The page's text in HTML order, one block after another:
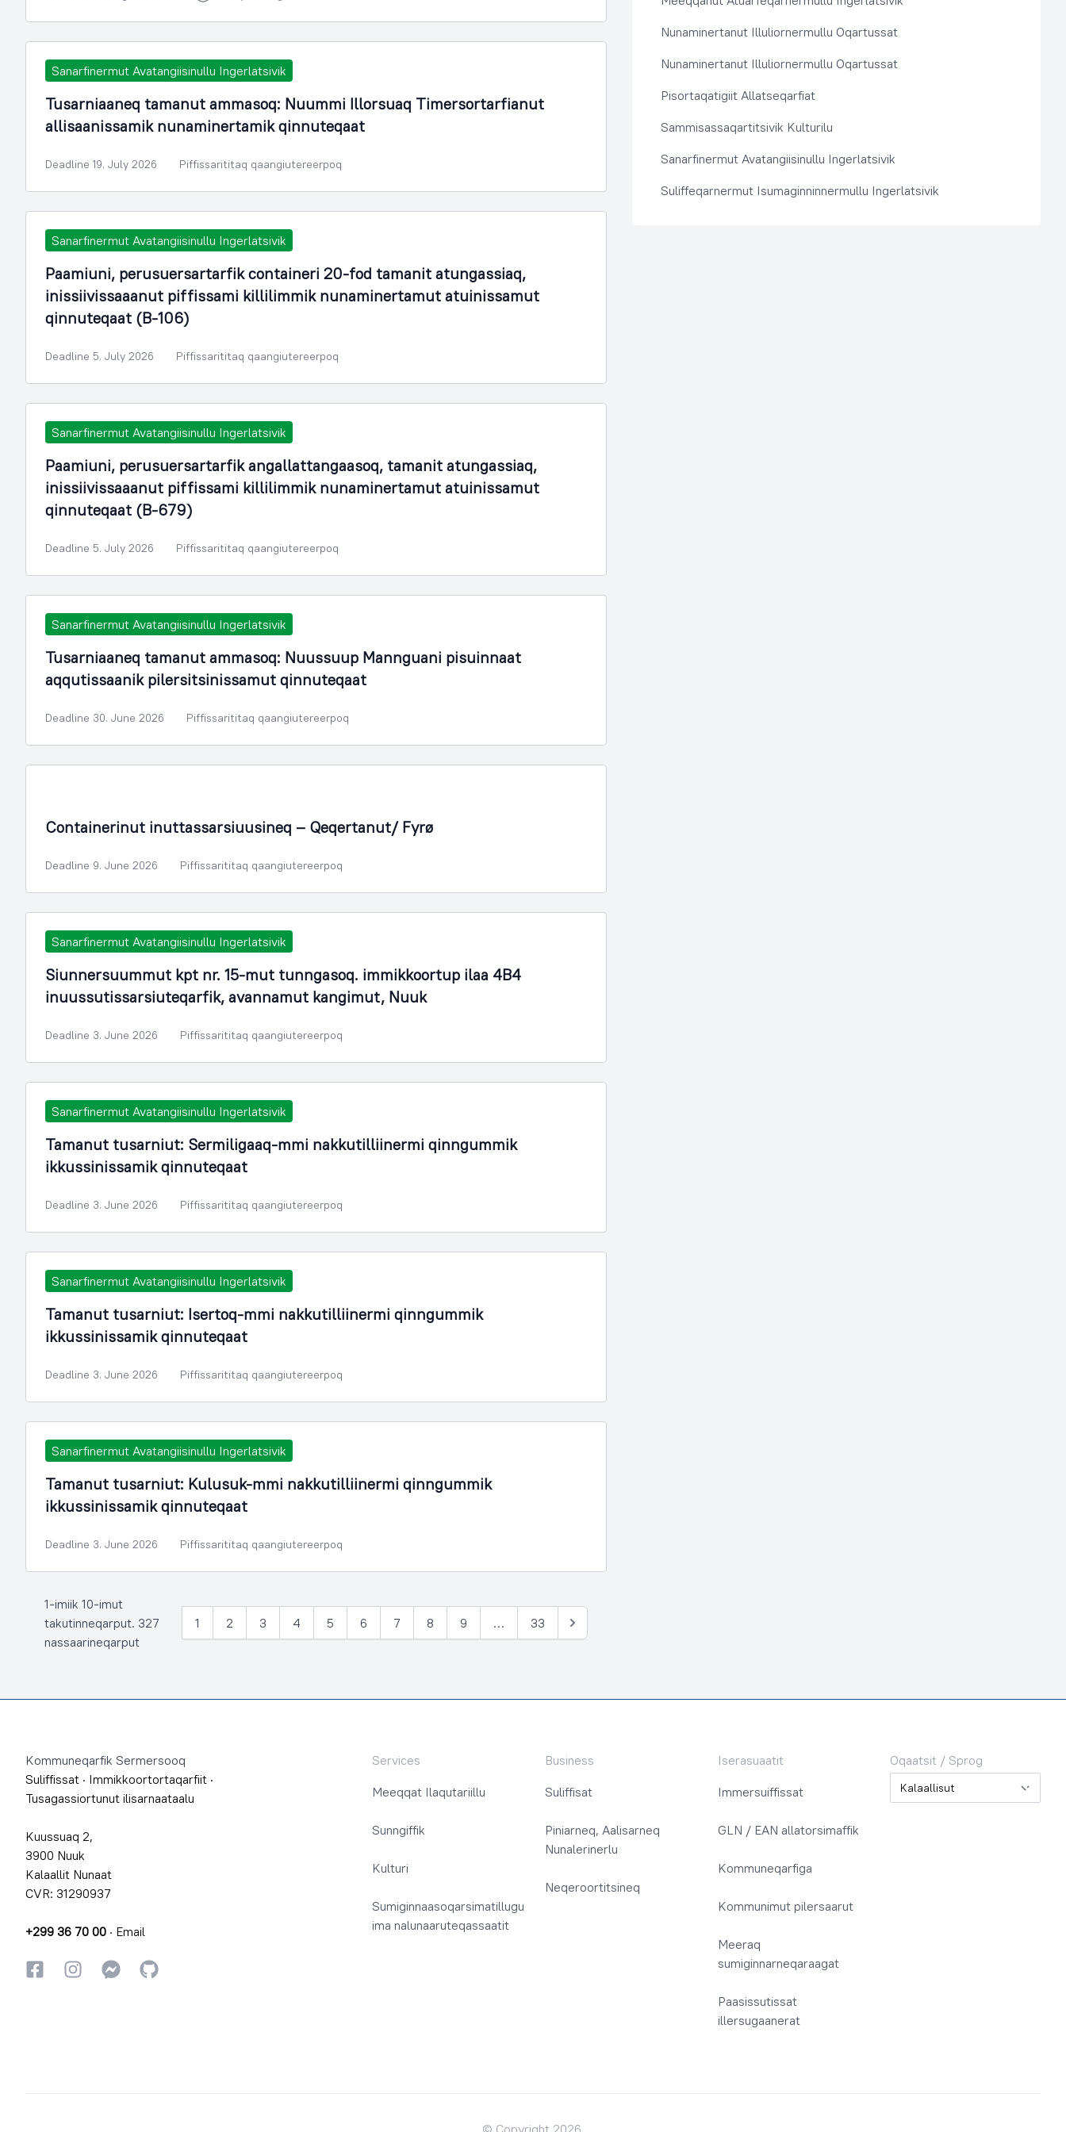
Sanarfinermut Avatangiisinullu Ingerlatsivik
Tusarniaaneq tamanut ammasoq: Nuummi Illorsuaq Timersortarfianut
allisaanissamik nunaminertamik qinnuteqaat
Deadline 19. July 2026 Piffissarititaq qaangiutereerpoq
Sanarfinermut Avatangiisinullu Ingerlatsivik
Paamiuni, perusuersartarfik containeri 20-fod tamanit atungassiaq,
inissiivissaaanut piffissami killilimmik nunaminertamut atuinissamut
qinnuteqaat (B-106)
Deadline 5. July 2026 Piffissarititaq qaangiutereerpoq
Sanarfinermut Avatangiisinullu Ingerlatsivik
Paamiuni, perusuersartarfik angallattangaasoq, tamanit atungassiaq,
inissiivissaaanut piffissami killilimmik nunaminertamut atuinissamut
qinnuteqaat (B-679)
Deadline 5. July 2026 Piffissarititaq qaangiutereerpoq
Sanarfinermut Avatangiisinullu Ingerlatsivik
Tusarniaaneq tamanut ammasoq: Nuussuup Mannguani pisuinnaat
aqqutissaanik pilersitsinissamut qinnuteqaat
Deadline 30. June 2026 Piffissarititaq qaangiutereerpoq
Containerinut inuttassarsiuusineq – Qeqertanut/ Fyrø
Deadline 9. June 2026 Piffissarititaq qaangiutereerpoq
Sanarfinermut Avatangiisinullu Ingerlatsivik
Siunnersuummut kpt nr. 15-mut tunngasoq. immikkoortup ilaa 4B4
inuussutissarsiuteqarfik, avannamut kangimut, Nuuk
Deadline 3. June 2026 Piffissarititaq qaangiutereerpoq
Sanarfinermut Avatangiisinullu Ingerlatsivik
Tamanut tusarniut: Sermiligaaq-mmi nakkutilliinermi qinngummik
ikkussinissamik qinnuteqaat
Deadline 3. June 2026 Piffissarititaq qaangiutereerpoq
Sanarfinermut Avatangiisinullu Ingerlatsivik
Tamanut tusarniut: Isertoq-mmi nakkutilliinermi qinngummik
ikkussinissamik qinnuteqaat
Deadline 3. June 2026 Piffissarititaq qaangiutereerpoq
Sanarfinermut Avatangiisinullu Ingerlatsivik
Tamanut tusarniut: Kulusuk-mmi nakkutilliinermi qinngummik
ikkussinissamik qinnuteqaat
Deadline 3. June 2026 Piffissarititaq qaangiutereerpoq
1-imiik 10-imut
takutinneqarput. 327
nassaarineqarput
1 2 3 4 5 6 7 8 9 … 33
Tullia
Nunaminertanut Illuliornermullu Oqartussat
Nunaminertanut Illuliornermullu Oqartussat
Pisortaqatigiit Allatseqarfiat
Sammisassaqartitsivik Kulturilu
Sanarfinermut Avatangiisinullu Ingerlatsivik
Suliffeqarnermut Isumaginninnermullu Ingerlatsivik
Kommuneqarfik Sermersooq
Suliffissat · Immikkoortortaqarfiit ·
Tusagassiortunut ilisarnaataalu
Kuussuaq 2,
3900 Nuuk
Kalaallit Nunaat
CVR: 31290937
+299 36 70 00 · Email
FacebookkiInstagrammiInstagrammi
GitHub
Services
Meeqqat Ilaqutariillu
Sunngiffik
Kulturi
Sumiginnaasoqarsimatillugu
ima nalunaaruteqassaatit
Business
Suliffisat
Piniarneq, Aalisarneq
Nunalerinerlu
Neqeroortitsineq
Iserasuaatit
Immersuiffissat
GLN / EAN allatorsimaffik
Kommuneqarfiga
Kommunimut pilersaarut
Meeraq
sumiginnarneqaraagat
Paasissutissat
illersugaanerat
Oqaatsit / Sprog
Oqaatsit / Sprog
© Copyright 2026.